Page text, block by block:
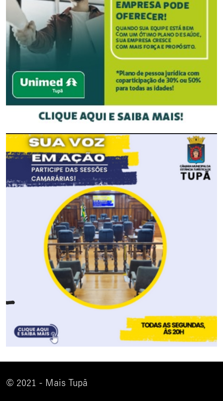
© 2021 - Mais Tupã